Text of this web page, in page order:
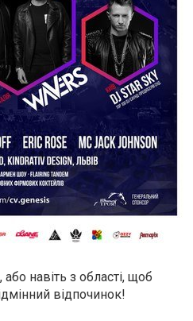
або навіть з області, щоб
відпочинок!